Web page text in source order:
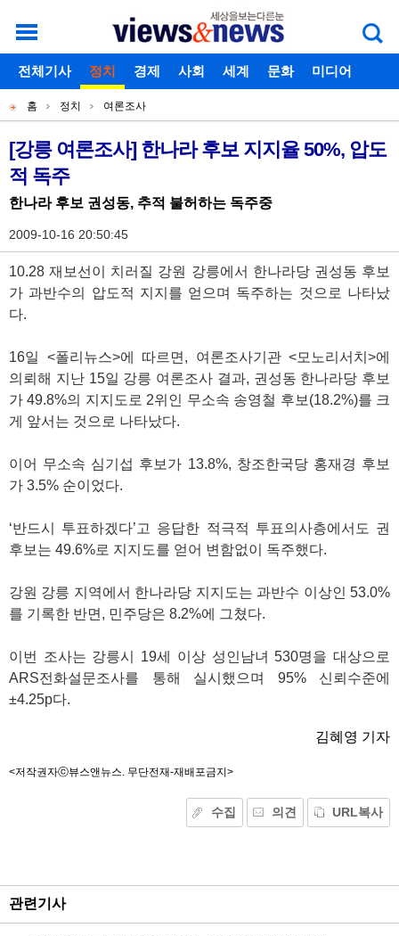
개
별
메
뉴
로그인 회원가입 아이디찾기 비밀번호찾기
주
메
뉴
전체기사 정치 경제 사회 세계 문화
미디어
현
재
위
치
홈 정치 여론조사
기
사
본
문
[강릉 여론조사] 한나라 후보 지지율 50%, 압도
적 독주
한나라 후보 권성동, 추적 불허하는 독주중
2009-10-16 20:50:45
10.28 재보선이 치러질 강원 강릉에서 한나라당 권성동 후보
가 과반수의 압도적 지지를 얻으며 독주하는 것으로 나타났
다.
16일 <폴리뉴스>에 따르면, 여론조사기관 <모노리서치>에
의뢰해 지난 15일 강릉 여론조사 결과, 권성동 한나라당 후보
가 49.8%의 지지도로 2위인 무소속 송영철 후보(18.2%)를 크
게 앞서는 것으로 나타났다.
이어 무소속 심기섭 후보가 13.8%, 창조한국당 홍재경 후보
가 3.5% 순이었다.
‘반드시 투표하겠다’고 응답한 적극적 투표의사층에서도 권
후보는 49.6%로 지지도를 얻어 변함없이 독주했다.
강원 강릉 지역에서 한나라당 지지도는 과반수 이상인 53.0%
를 기록한 반면, 민주당은 8.2%에 그쳤다.
이번 조사는 강릉시 19세 이상 성인남녀 530명을 대상으로
ARS전화설문조사를 통해 실시했으며 95% 신뢰수준에
±4.25p다.
김혜영 기자
<저작권자ⓒ뷰스앤뉴스. 무단전재-재배포금지>
수집 의견 URL복사
공
유
관련기사